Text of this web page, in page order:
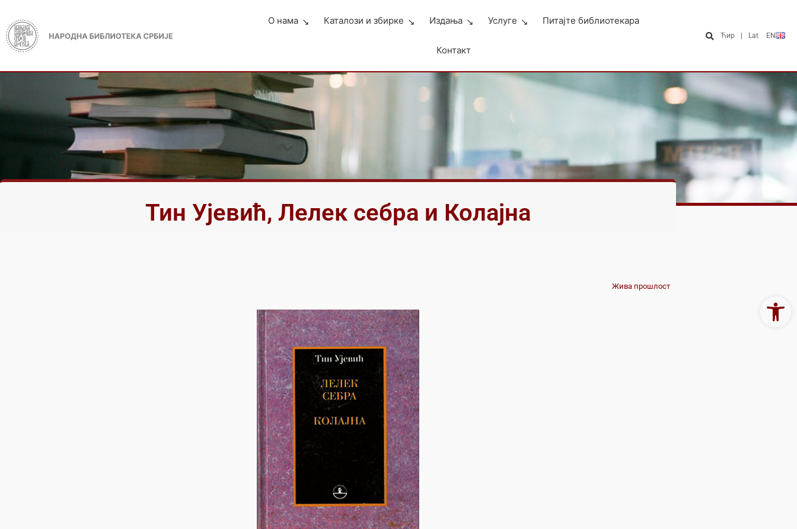
О нама Каталози и збирке Издања Услуге Питајте библиотекара
Контакт
Ћир Lat EN
Тин Ујевић, Лелек себра и Колајна
Жива прошлост